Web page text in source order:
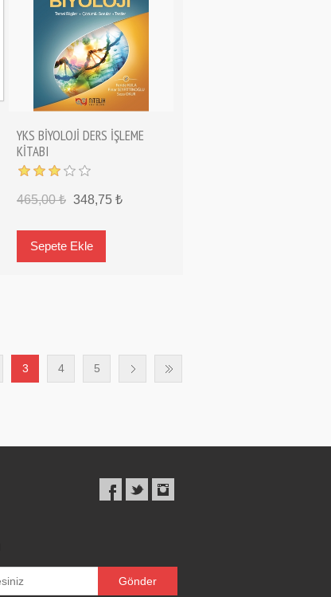
YKS BİYOLOJİ DERS İŞLEME
KİTABI
465,00 ₺ 348,75 ₺
3 4 5